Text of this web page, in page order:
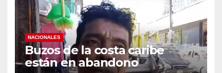
NACIONALES
Buzos de la costa caribe
están en abandono